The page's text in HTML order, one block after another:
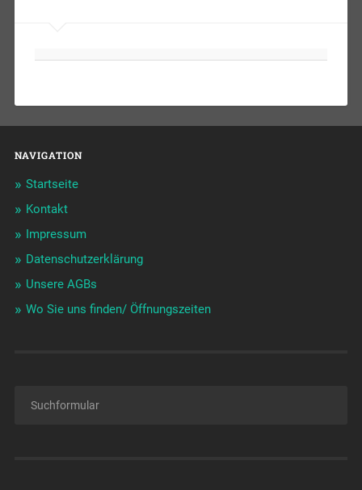
NAVIGATION
Startseite
Kontakt
Impressum
Datenschutzerklärung
Unsere AGBs
Wo Sie uns finden/ Öffnungszeiten